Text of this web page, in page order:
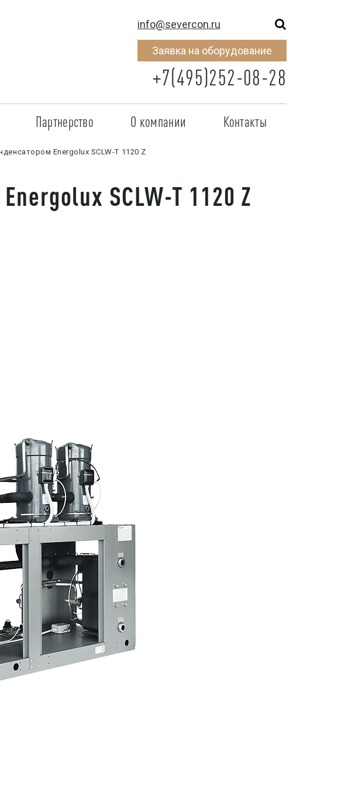
info@severcon.ru
Заявка на оборудование
+7(495)252-08-28
объекта
Партнерство
Стать партнером
Наши партнеры
О компании
SEVERCON
Новости
Контакты
Energolux SCLW-T 1120 Z
SCLW-T 1120 Z